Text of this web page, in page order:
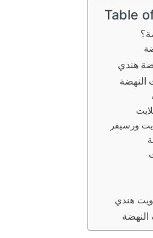
Table
هندي
النهضة
ورسيفر
هندي
النهضة